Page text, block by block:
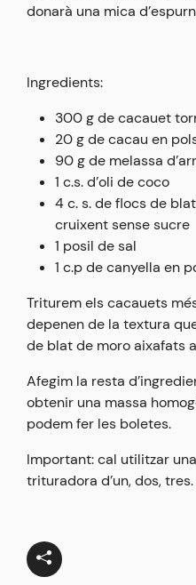
donarà una mica
Ingredients:
300 g de cacauet
20 g de cacau en
90 g de melassa
1 c.s. d’oli de coco
4 c. s. de flocs de
cruixent sense sucre
1 posil de sal
1 c.p de canyella en
Triturem els cacauets
depenen de la textura
de blat de moro aixafats
Afegim la resta
obtenir una massa
podem fer les boletes.
Important: cal utilitzar
trituradora d’un, dos, tres.